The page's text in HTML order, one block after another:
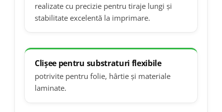
realizate cu precizie pentru tiraje lungi și
stabilitate excelentă la imprimare.
Clișee pentru substraturi flexibile
potrivite pentru folie, hârtie și materiale
laminate.